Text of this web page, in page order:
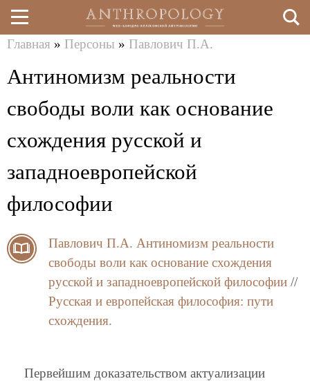
Перейти
к
здесь
Главная » Персоны » Павлович П.А.
Антиномизм реальности
свободы воли как основание
схождения русской и
западноевропейской
философии
Павлович П.А. Антиномизм реальности
свободы воли как основание схождения
русской и западноевропейской философии //
Русская и европейская философия: пути
схождения.
Первейшим доказательством актуализации